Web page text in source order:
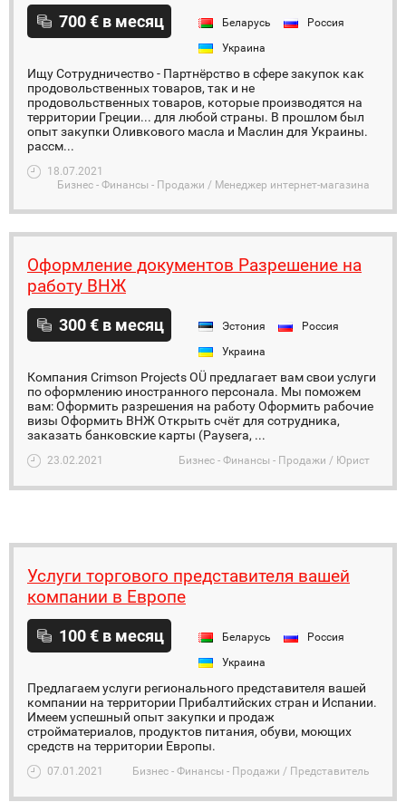
700 € в месяц Беларусь
Россия
Украина
Ищу Сотрудничество - Партнёрство в сфере закупок как
продовольственных товаров, так и не
продовольственных товаров, которые производятся на
территории Греции... для любой страны. В прошлом был
опыт закупки Оливкового масла и Маслин для Украины.
рассм...
18.07.2021
Бизнес - Финансы - Продажи / Менеджер интернет-магазина
Оформление документов Разрешение на
работу ВНЖ
300 € в месяц Эстония
Россия
Украина
Компания Crimson Projects OÜ предлагает вам свои услуги
по оформлению иностранного персонала. Мы поможем
вам: Оформить разрешения на работу Оформить рабочие
визы Оформить ВНЖ Открыть счёт для сотрудника,
заказать банковские карты (Paysera, ...
23.02.2021 Бизнес - Финансы - Продажи / Юрист
Услуги торгового представителя вашей
компании в Европе
100 € в месяц Беларусь
Россия
Украина
Предлагаем услуги регионального представителя вашей
компании на территории Прибалтийских стран и Испании.
Имеем успешный опыт закупки и продаж
стройматериалов, продуктов питания, обуви, моющих
средств на территории Европы.
07.01.2021 Бизнес - Финансы - Продажи / Представитель